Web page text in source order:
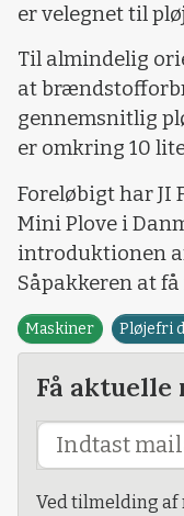
er velegnet til
Til almindelig
at
gennemsnitlig
er omkring 10
Foreløbigt har JI
Mini Plove i
introduktionen
Såpakkeren at
Maskiner Pløjefri
Få
Ved tilmelding af